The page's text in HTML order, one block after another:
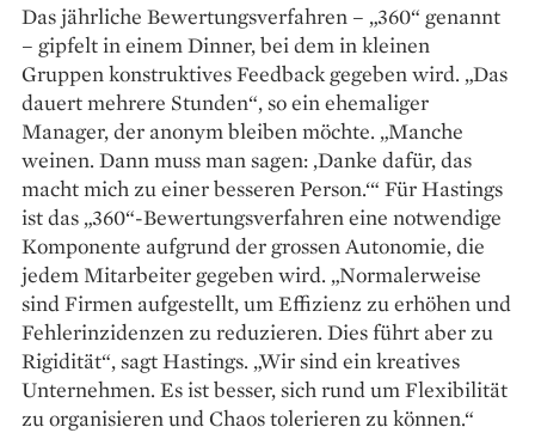
Das jährliche Bewertungsverfahren – „360“ genannt
– gipfelt in einem Dinner, bei dem in ­kleinen
Gruppen konstruktives Feedback gegeben wird. „Das
dauert mehrere Stunden“, so ein ehemaliger
Manager, der anonym bleiben möchte. „Manche
weinen. Dann muss man ­sagen: ‚Danke dafür, das
macht mich zu einer besseren Person.‘“ Für Hastings
ist das „360“-Bewertungsverfahren eine notwendige
Komponente aufgrund der grossen Autonomie, die
jedem Mitarbeiter gegeben wird. „Normalerweise
sind Firmen aufgestellt, um Effizienz zu erhöhen und
Fehlerinzidenzen zu reduzieren. Dies führt aber zu
Rigidität“, sagt Hastings. „Wir sind ein kreatives
Unternehmen. Es ist besser, sich rund um Flexibilität
zu organisieren und Chaos tolerieren zu können.“